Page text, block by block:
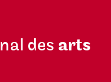
des arts